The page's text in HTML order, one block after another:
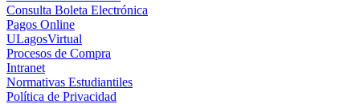
Consulta Boleta Electrónica
Pagos Online
ULagosVirtual
Procesos de Compra
Intranet
Normativas Estudiantiles
Política de Privacidad